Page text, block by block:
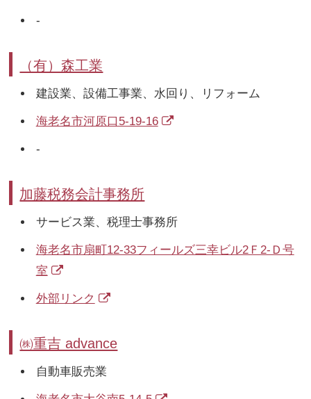
-
（有）森工業
建設業、設備工事業、水回り、リフォーム
海老名市河原口5-19-16
-
加藤税務会計事務所
サービス業、税理士事務所
海老名市扇町12-33フィールズ三幸ビル2Ｆ2-Ｄ号
室
外部リンク
㈱重吉 advance
自動車販売業